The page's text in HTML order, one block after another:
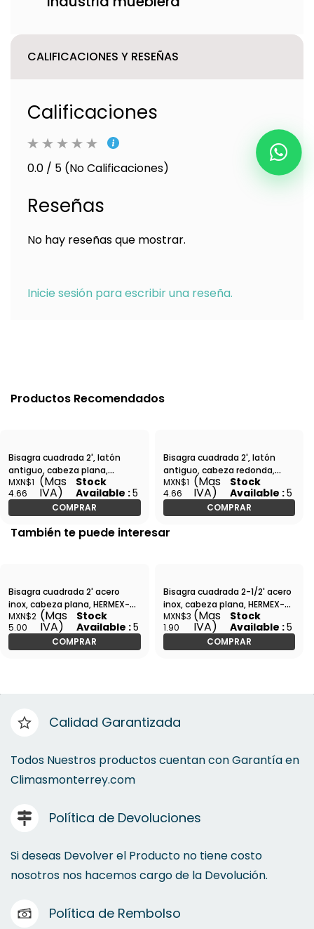
CALIFICACIONES Y RESEÑAS
Calificaciones
0.0 / 5 (No Calificaciones)
Reseñas
No hay reseñas que mostrar.
Inicie sesión para escribir una reseña.
Productos Recomendados
Bisagra cuadrada 2', latón
antiguo, cabeza plana,
HERMEX-BC-202P / 43249
MXN$1
4.66
(Mas
IVA)
Stock
Available :5
COMPRAR
Bisagra cuadrada 2', latón
antiguo, cabeza redonda,
HERMEX-BC-202R / 43244
MXN$1
4.66
(Mas
IVA)
Stock
Available :5
COMPRAR
También te puede interesar
Bisagra cuadrada 2' acero
inox, cabeza plana, HERMEX-
BC-204P / 43225
MXN$2
5.00
(Mas
IVA)
Stock
Available :5
COMPRAR
Bisagra cuadrada 2-1/2' acero
inox, cabeza plana, HERMEX-
BC-254P / 43226
MXN$3
1.90
(Mas
IVA)
Stock
Available :5
COMPRAR
Calidad Garantizada
Todos Nuestros productos cuentan con Garantía en
Climasmonterrey.com
Política de Devoluciones
Si deseas Devolver el Producto no tiene costo
nosotros nos hacemos cargo de la Devolución.
Política de Rembolso